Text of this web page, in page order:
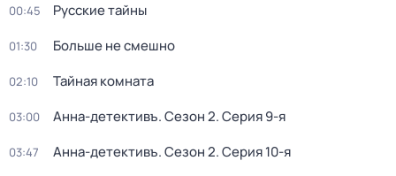
00:45 Русские тайны
01:30 Больше не смешно
02:10 Тайная комната
03:00 Анна-детективъ. Сезон 2. Серия 9-я
03:47 Анна-детективъ. Сезон 2. Серия 10-я